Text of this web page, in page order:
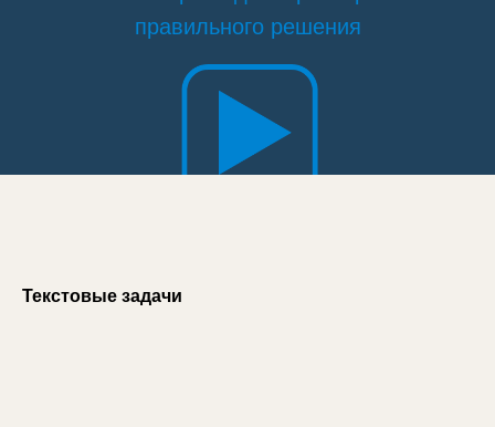
правильного решения
Текстовые задачи